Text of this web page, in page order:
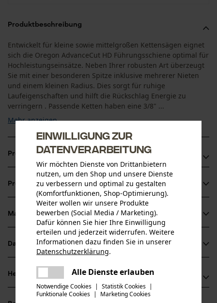
Produktbeschreibung
Entwickelt für kleine sowie mittelgroßen Kettensägen eignet
sich die Oregon AdvanceCut HD Führungsschiene optimal für
Hochleistungseinsätze. Neben Ihrer robusten Art überzeugt
Sie mit einer besonderen Spitze inklusive mehrerer Nieten
und einem kleinen Radius. Dies sorgt für ruhige
Laufeigenschaften und hilft die Rückschlag Energie zu
verringern . Passende Ketten haben eine 3/8" ...
Mehr anzeigen
Produktvorteile
Kombiniert die hohe Stabilität mit einem geringen Gewicht
dank Siliziumstahl-Legierung
Für eine höhere Schnittleistung und eine längere
Lebensdauer von Schiene und Kette dank einer Sperre, die
das Schmiermittel dort hält, wo es gebraucht wird
Ideal für die Landschafts- und Grundstückspflege,
Baumschulen, Landwirte, Brennholz, den Bau/Abriss,
Produktinformationen
Produktdetails
Aktivitätstyp
Altersgruppe
Erwachsener
Material & Pflege
Material
Hauptmaterial
Datenblätter
Herstellerdatenblatt (PDF)
Herstellerinformationen
Hersteller
Einwilligung zur
Datenverarbeitung
Wir möchten Dienste von Drittanbietern
nutzen, um den Shop und unsere Dienste
zu verbessern und optimal zu gestalten
(Komfortfunktionen, Shop-Optimierung).
Weiter wollen wir unsere Produkte
bewerben (Social Media / Marketing).
Dafür können Sie hier Ihre Einwilligung
erteilen und jederzeit widerrufen. Weitere
Informationen dazu finden Sie in unserer
Datenschutzerklärung.
Alle Dienste erlauben
Notwendige Cookies | Statistik Cookies |
Funktionale Cookies | Marketing Cookies
Es ist ein Fehler aufgetreten. Bitte
versuchen Sie es erneut.
mail